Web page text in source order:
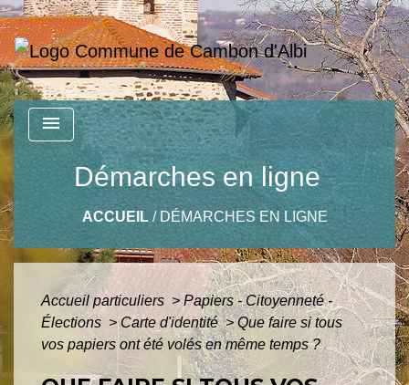
menu
Démarches en ligne
ACCUEIL/DÉMARCHES EN LIGNE
Accueil particuliers> Papiers - Citoyenneté -
Élections> Carte d'identité> Que faire si tous
vos papiers ont été volés en même temps ?